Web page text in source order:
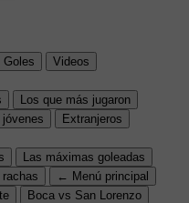
Goles
Videos
Los que más jugaron
jóvenes
Extranjeros
Las máximas goleadas
rachas
← Menú principal
Boca vs San Lorenzo